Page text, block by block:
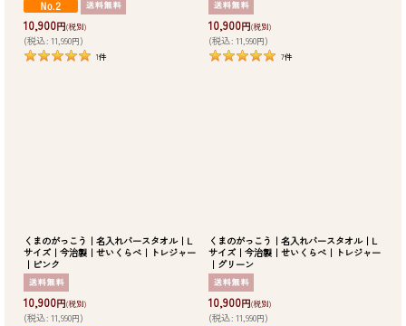
10,900円(税別)
(税込: 11,990円)
1件
10,900円(税別)
(税込: 11,990円)
7件
くまのがっこう｜名入れバースタオル｜L
サイズ｜今治製｜せいくらべ｜トレジャー
｜ピンク
10,900円(税別)
(税込: 11,990円)
くまのがっこう｜名入れバースタオル｜L
サイズ｜今治製｜せいくらべ｜トレジャー
｜グリーン
10,900円(税別)
(税込: 11,990円)